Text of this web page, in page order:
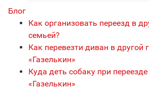
Блог
Как организовать переезд в
семьей?
Как перевезти диван в другой
«Газелькин»
Куда деть собаку при
«Газелькин»